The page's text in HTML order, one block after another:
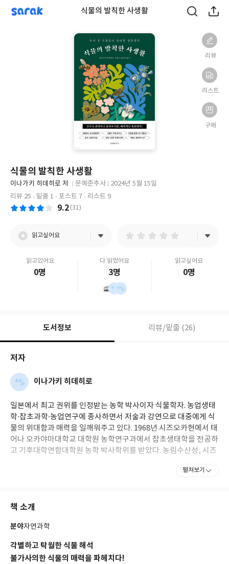
sarak 식물의 발칙한 사생활
리뷰
리스트
구매
식물의 발칙한 사생활
글
쓴
이나가키 히데히로 저
출
판
사
문예춘추사
판
2024년 5월 15일
리뷰 25
밑줄 1 포스트 7 리스트 9
9.2 (31)
읽고싶어요
읽고있어요
0명
다 읽었어요
3명
읽고싶어요
0명
도서정보 리뷰/밑줄 (26)
저자
이나가키 히데히로
일본에서 최고 권위를 인정받는 농학 박사이자 식물학자. 농업생태
학·잡초과학·농업연구에 종사하면서 저술과 강연으로 대중에게 식
물의 위대함과 매력을 일깨워주고 있다. 1968년 시즈오카현에서 태
어나 오카야마대학교 대학원 농학연구과에서 잡초생태학을 전공하
고 기후대학연합대학원 농학 박사학위를 받았다. 농림수산성, 시즈
후학을 양성하고 있다. 주요 저서로 『세계사를 바꾼 13가지 식
서 밤새 읽는 식물학 이야기』 『전략가 잡초』 『잡초학자의 아웃
화』 『식물의 발칙한 사생활』 『패자의 생명사』 『어린이 채소
도감』 등이 있다.
펼쳐보기
책 소개
분야자연과학
각별하고 탁월한 식물 해석
불가사의한 식물의 매력을 파헤치다!